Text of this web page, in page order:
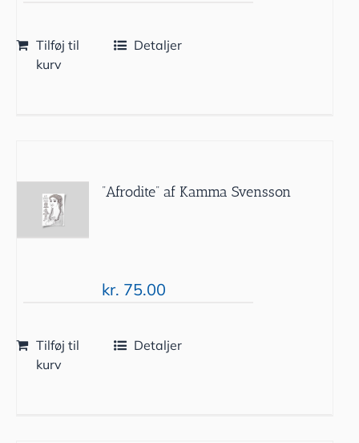
Tilføj til
kurv
Detaljer
”Afrodite” af Kamma Svensson
kr. 75.00
Tilføj til
kurv
Detaljer